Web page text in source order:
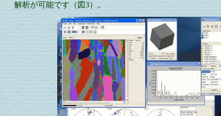
解析が可能です（図3）。